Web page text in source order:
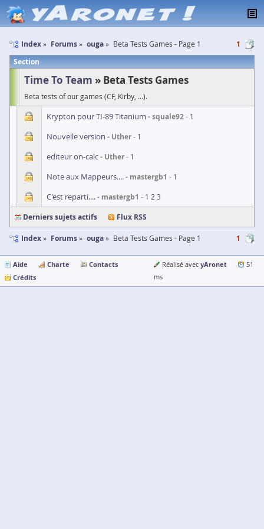
Index Forums ouga Beta Tests Games - Page 1
1
Section
Time To Team Beta Tests Games
Beta tests of our games (CF, Kirby, ...).
Krypton pour TI-89 Titanium squale92 1
Nouvelle version Uther 1
editeur on-calc Uther 1
Note aux Mappeurs.... mastergb1 1
C'est reparti.... mastergb1 1 2 3
Derniers sujets actifs Flux RSS
Index Forums ouga Beta Tests Games - Page 1 1
Aide Charte
Contacts
Crédits
Réalisé avec yAronet
51
ms